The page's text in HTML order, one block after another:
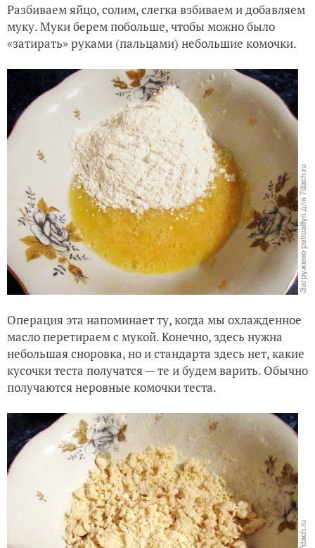
Разбиваем яйцо, солим, слегка взбиваем и добавляем
муку. Муки берем побольше, чтобы можно было
«затирать» руками (пальцами) небольшие комочки.
Операция эта напоминает ту, когда мы охлажденное
масло перетираем с мукой. Конечно, здесь нужна
небольшая сноровка, но и стандарта здесь нет, какие
кусочки теста получатся — те и будем варить. Обычно
получаются неровные комочки теста.